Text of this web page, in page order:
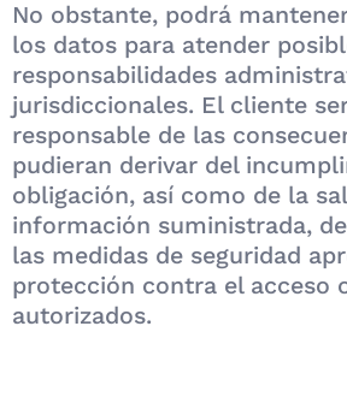
No obstante, podrá
los datos para atender
responsabilidades
jurisdiccionales. El cliente
responsable de las
pudieran derivar del
obligación, así como de la
información suministrada,
las medidas de seguridad
protección contra el acceso
autorizados.